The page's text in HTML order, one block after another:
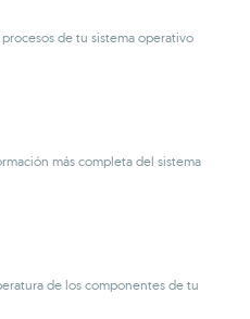
de tu sistema operativo
más completa del sistema
de los componentes de tu